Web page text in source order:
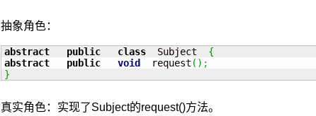
抽象角色：
abstract public class
  Subject
{
abstract
public void
  request
( ) ;
}
真实角色：实现了Subject的request()方法。